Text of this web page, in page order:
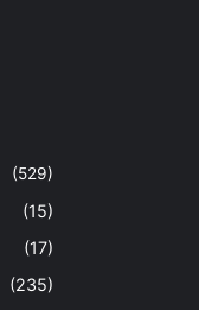
(529)
(15)
(17)
(235)